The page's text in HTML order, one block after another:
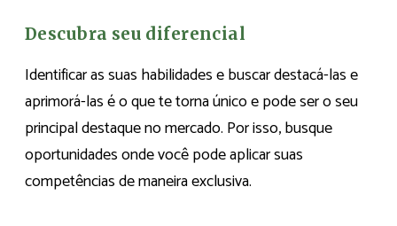
Descubra seu diferencial
Identificar as suas habilidades e buscar destacá-las e
aprimorá-las é o que te torna único e pode ser o seu
principal destaque no mercado. Por isso, busque
oportunidades onde você pode aplicar suas
competências de maneira exclusiva.